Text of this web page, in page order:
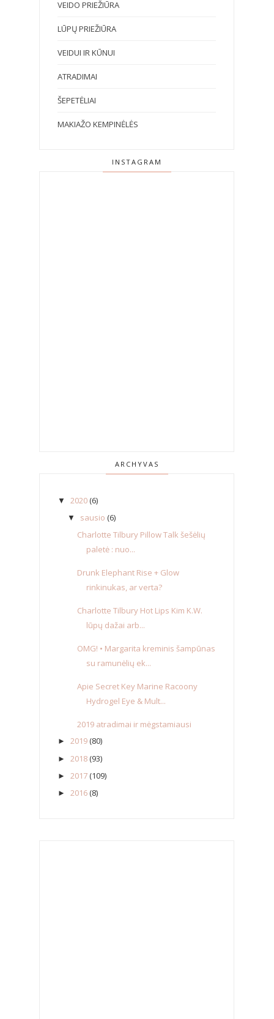
VEIDO PRIEŽIŪRA
LŪPŲ PRIEŽIŪRA
VEIDUI IR KŪNUI
ATRADIMAI
ŠEPETĖLIAI
MAKIAŽO KEMPINĖLĖS
INSTAGRAM
ARCHYVAS
▼ 2020 (6)
▼ sausio (6)
Charlotte Tilbury Pillow Talk šešėlių
paletė : nuo...
Drunk Elephant Rise + Glow
rinkinukas, ar verta?
Charlotte Tilbury Hot Lips Kim K.W.
lūpų dažai arb...
OMG! • Margarita kreminis šampūnas
su ramunėlių ek...
Apie Secret Key Marine Racoony
Hydrogel Eye & Mult...
2019 atradimai ir mėgstamiausi
► 2019 (80)
► 2018 (93)
► 2017 (109)
► 2016 (8)